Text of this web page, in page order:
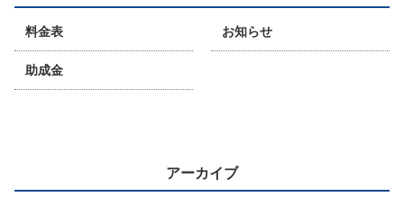
料金表 お知らせ
助成金
アーカイブ